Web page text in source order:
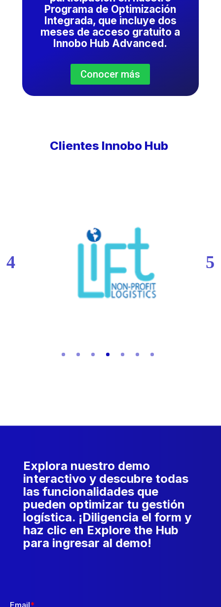
Programa de Optimización
Integrada, que incluye dos
meses de acceso gratuito a
Innobo Hub Advanced.
Conocer más
Clientes Innobo Hub
Explora nuestro demo
interactivo y descubre todas
las funcionalidades que
pueden optimizar tu gestión
logística. ¡Diligencia el form y
haz clic en Explore the Hub
para ingresar al demo!